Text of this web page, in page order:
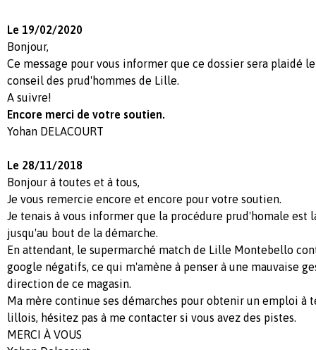
Le 19/02/2020
Bonjour,
Ce message pour vous informer que ce dossier sera plaidé
conseil des prud'hommes de Lille.
A suivre!
Encore merci de votre soutien.
Yohan DELACOURT
Le 28/11/2018
Bonjour à toutes et à tous,
Je vous remercie encore et encore pour votre soutien.
Je tenais à vous informer que la procédure prud'homale est
jusqu'au bout de la démarche.
En attendant, le supermarché match de Lille Montebello
google négatifs, ce qui m'amène à penser à une mauvaise
direction de ce magasin.
Ma mère continue ses démarches pour obtenir un emploi à
lillois, hésitez pas à me contacter si vous avez des pistes.
MERCI À VOUS